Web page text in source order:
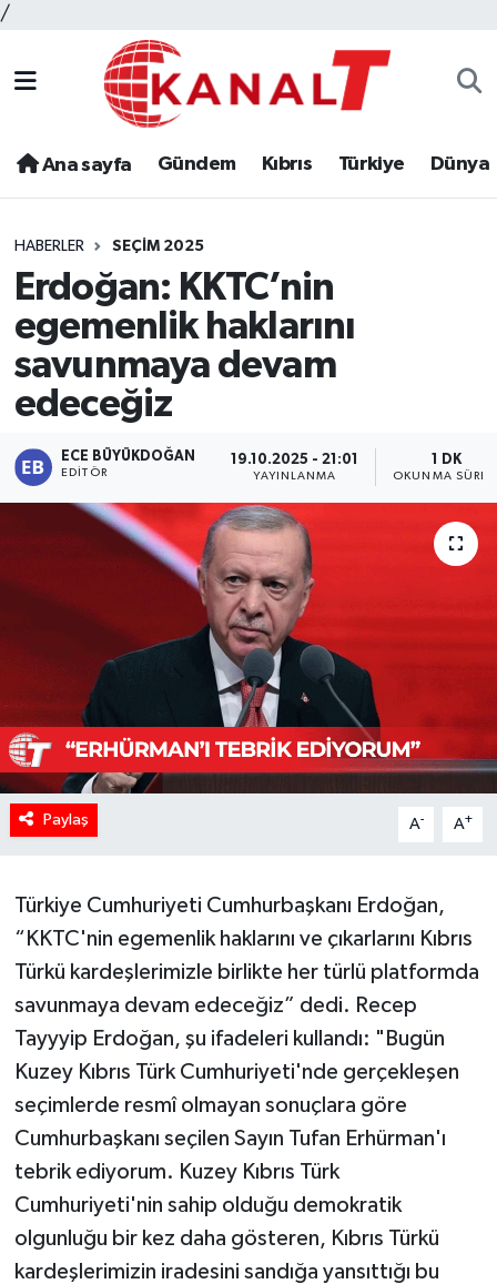
/
Ana sayfa Gündem Kıbrıs Türkiye Dünya
HABERLER SEÇIM 2025
Erdoğan: KKTC’nin
egemenlik haklarını
savunmaya devam
edeceğiz
ECE BÜYÜKDOĞAN
EDITÖR
19.10.2025 - 21:01
YAYINLANMA
1 DK
OKUNMA
Paylaş A- A+
Türkiye Cumhuriyeti Cumhurbaşkanı Erdoğan,
“KKTC'nin egemenlik haklarını ve çıkarlarını Kıbrıs
Türkü kardeşlerimizle birlikte her türlü platformda
savunmaya devam edeceğiz” dedi. Recep
Tayyyip Erdoğan, şu ifadeleri kullandı: "Bugün
Kuzey Kıbrıs Türk Cumhuriyeti'nde gerçekleşen
seçimlerde resmî olmayan sonuçlara göre
Cumhurbaşkanı seçilen Sayın Tufan Erhürman'ı
tebrik ediyorum. Kuzey Kıbrıs Türk
Cumhuriyeti'nin sahip olduğu demokratik
olgunluğu bir kez daha gösteren, Kıbrıs Türkü
kardeşlerimizin iradesini sandığa yansıttığı bu